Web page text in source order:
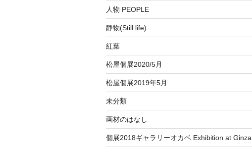
人物 PEOPLE
静物(Still life)
紅葉
松屋個展2020/5月
松屋個展2019年5月
未分類
画材のはなし
個展2018ギャラリーオカベ Exhibition at Ginza